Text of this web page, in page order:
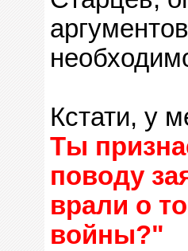
Кстати, у
Ты
поводу
врали о
войны?"